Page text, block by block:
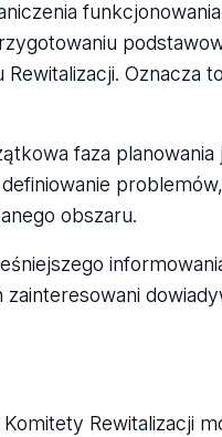
Oznacza
faza
obszaru.
Rewitalizacji